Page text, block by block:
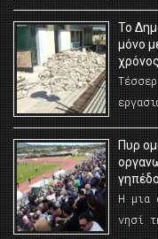
Το
μόνο
Πυρ
Η μια
νησί